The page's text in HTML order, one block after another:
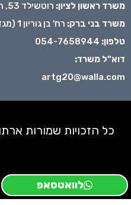
משרד ראשון לציון: רוטשילד 53, ראשל"צ.
משרד בני ברק: רח' בן גוריון 1 (מגדלי בסר 2 קומה 25).
טלפון: 054-7658944
דוא"ל משרד:
artg20@walla.com
כל הזכויות שמורות
לוואטסאפ